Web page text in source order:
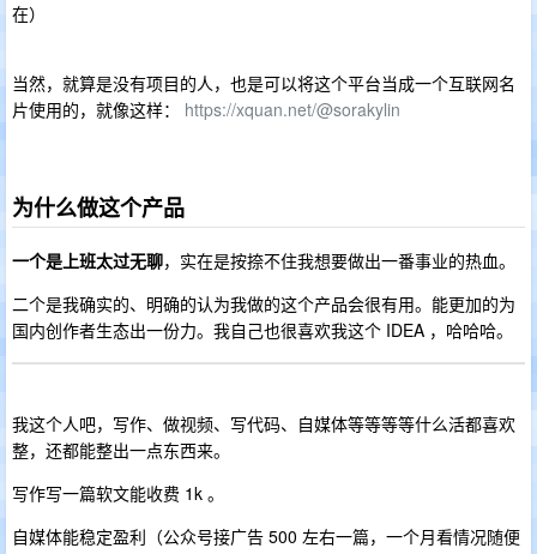
在）
当然，就算是没有项目的人，也是可以将这个平台当成一个互联网名
片使用的，就像这样： https://xquan.net/@sorakylin
为什么做这个产品
一个是上班太过无聊，实在是按捺不住我想要做出一番事业的热血。
二个是我确实的、明确的认为我做的这个产品会很有用。能更加的为
国内创作者生态出一份力。我自己也很喜欢我这个 IDEA ，哈哈哈。
我这个人吧，写作、做视频、写代码、自媒体等等等等什么活都喜欢
整，还都能整出一点东西来。
写作写一篇软文能收费 1k 。
自媒体能稳定盈利（公众号接广告 500 左右一篇，一个月看情况随便